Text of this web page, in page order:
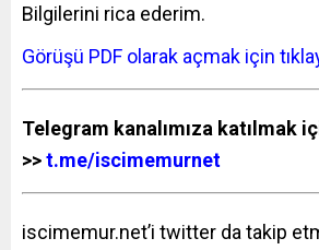
Bilgilerini rica ederim.
Görüşü PDF olarak açmak için
Telegram kanalımıza katılmak
>>t.me/iscimemurnet
iscimemur.net’i twitter da takip